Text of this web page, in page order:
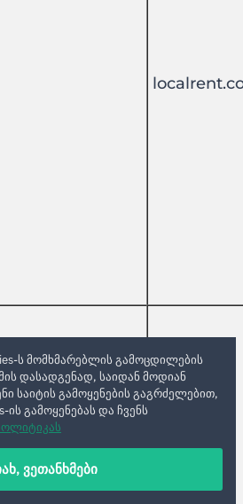
ს მომხმარებლის გამოცდილების
დასადგენად, საიდან მოდიან
საიტის გამოყენების გაგრძელებით,
ის გამოყენებას და ჩვენს
ვეთანხმები